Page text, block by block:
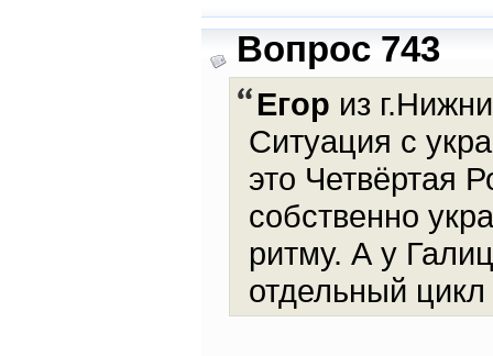
Вопрос 743
Егор из
Ситуация с
это Четвёртая
собственно
ритму. А у
отдельный